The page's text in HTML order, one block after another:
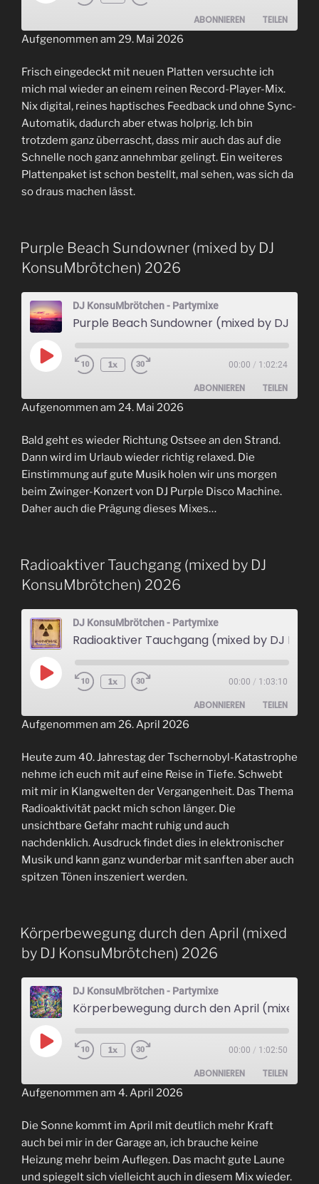
ABONNIEREN TEILEN
RSS FEED
LINK
EMBED
Aufgenommen am 29. Mai 2026
Frisch eingedeckt mit neuen Platten versuchte ich
mich mal wieder an einem reinen Record-Player-Mix.
Nix digital, reines haptisches Feedback und ohne Sync-
Automatik, dadurch aber etwas holprig. Ich bin
trotzdem ganz überrascht, dass mir auch das auf die
Schnelle noch ganz annehmbar gelingt. Ein weiteres
Plattenpaket ist schon bestellt, mal sehen, was sich da
so draus machen lässt.
Purple Beach Sundowner (mixed by DJ
KonsuMbrötchen) 2026
DJ KonsuMbrötchen - Partymixe
Play
Episode
1x 00:00 / 1:02:24
ABONNIEREN TEILEN
RSS FEED
LINK
EMBED
Aufgenommen am 24. Mai 2026
Bald geht es wieder Richtung Ostsee an den Strand.
Dann wird im Urlaub wieder richtig relaxed. Die
Einstimmung auf gute Musik holen wir uns morgen
beim Zwinger-Konzert von DJ Purple Disco Machine.
Daher auch die Prägung dieses Mixes…
Radioaktiver Tauchgang (mixed by DJ
KonsuMbrötchen) 2026
DJ KonsuMbrötchen - Partymixe
Play
Episode
1x 00:00 / 1:03:10
ABONNIEREN TEILEN
RSS FEED
LINK
EMBED
Aufgenommen am 26. April 2026
Heute zum 40. Jahrestag der Tschernobyl-Katastrophe
nehme ich euch mit auf eine Reise in Tiefe. Schwebt
mit mir in Klangwelten der Vergangenheit. Das Thema
Radioaktivität packt mich schon länger. Die
unsichtbare Gefahr macht ruhig und auch
nachdenklich. Ausdruck findet dies in elektronischer
Musik und kann ganz wunderbar mit sanften aber auch
spitzen Tönen inszeniert werden.
Körperbewegung durch den April (mixed
by DJ KonsuMbrötchen) 2026
DJ KonsuMbrötchen - Partymixe
Play
Episode
1x 00:00 / 1:02:50
ABONNIEREN TEILEN
RSS FEED
LINK
EMBED
Aufgenommen am 4. April 2026
Die Sonne kommt im April mit deutlich mehr Kraft
auch bei mir in der Garage an, ich brauche keine
Heizung mehr beim Auflegen. Das macht gute Laune
und spiegelt sich vielleicht auch in diesem Mix wieder.